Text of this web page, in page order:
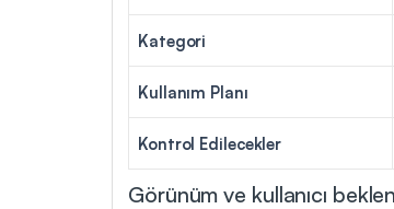
Kategori
Kullanım Planı
Kontrol Edilecekler
Görünüm ve kullanıcı